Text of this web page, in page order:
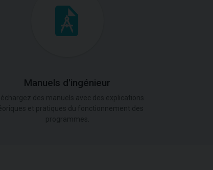
Manuels d'ingénieur